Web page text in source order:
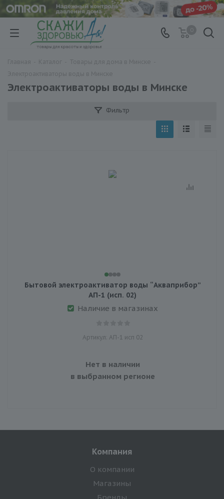
Электроактиваторы воды в Минске
Фильтр
Бытовой электроактиватор воды “Акваприбор”
АП-1 (исп. 02)
Наличие в магазинах
Артикул: АП-1 исп 02
Нет в наличии
в выбранном регионе
Компания
О компании
Магазины
Бренды